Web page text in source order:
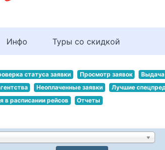
Инфо Туры со скидкой
статуса заявки Просмотр заявок
Выдача
Неоплаченные заявки
Лучшие
в расписании рейсов Отчеты